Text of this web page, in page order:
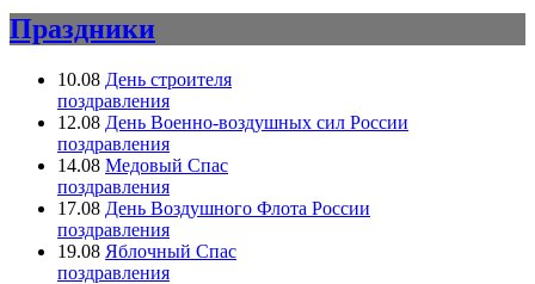
Праздники
10.08 День строителя
поздравления
12.08 День Военно-воздушных сил России
поздравления
14.08 Медовый Спас
поздравления
17.08 День Воздушного Флота России
поздравления
19.08 Яблочный Спас
поздравления